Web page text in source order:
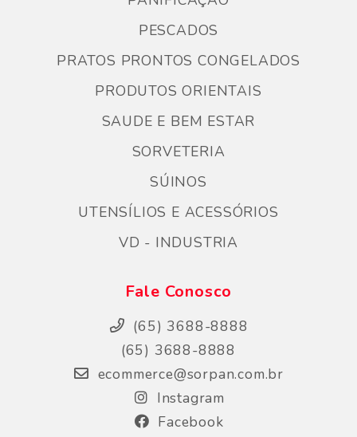
PESCADOS
PRATOS PRONTOS CONGELADOS
PRODUTOS ORIENTAIS
SAUDE E BEM ESTAR
SORVETERIA
SÚINOS
UTENSÍLIOS E ACESSÓRIOS
VD - INDUSTRIA
Fale Conosco
(65) 3688-8888
(65) 3688-8888
ecommerce@sorpan.com.br
Instagram
Facebook